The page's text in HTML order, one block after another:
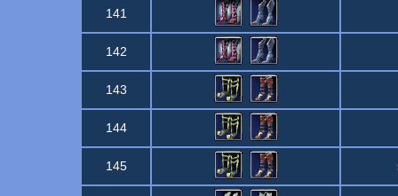
141
142
143
144
145